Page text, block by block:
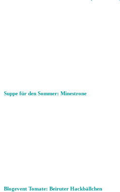
Suppe für den Sommer: Minestrone
Blogevent Tomate: Beiruter Hackbällchen